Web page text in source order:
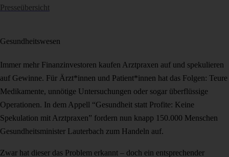
Presseübersicht
Gesundheitswesen
Immer mehr Finanzinvestoren kaufen Arztpraxen auf und spekulieren
auf Gewinne. Für Ärzt*innen und Patient*innen hat das Folgen: Teure
Medikamente, unnötige Untersuchungen oder sogar überflüssige
Operationen. In dem Appell “Gesundheit statt Profite: Keine
Spekulation mit Arztpraxen” fordern nun knapp 150.000 Menschen
Gesundheitsminister Lauterbach zum Handeln auf.
Zwar hat dieser das Problem erkannt – doch ein entsprechender